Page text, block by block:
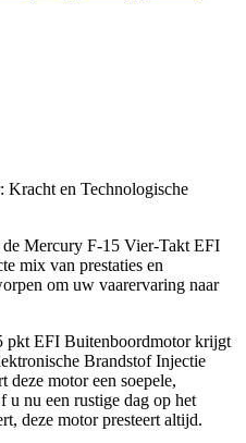
en Technologische
Mercury F-15 Vier-Takt EFI
mix van prestaties en
om uw vaarervaring naar
pkt EFI Buitenboordmotor krijgt
Brandstof Injectie
deze motor een soepele,
u nu een rustige dag op het
deze motor presteert altijd.